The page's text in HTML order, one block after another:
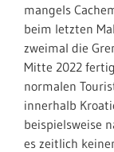
mangels
beim letzten
zweimal die
Mitte 2022
normalen
innerhalb
beispielsweise
es zeitlich